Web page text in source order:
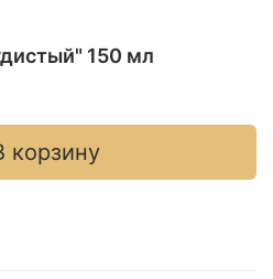
150 мл
корзину